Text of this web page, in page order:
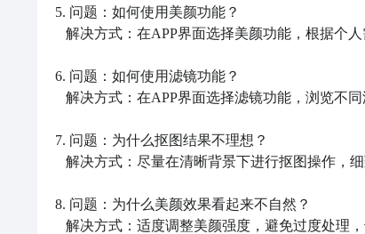
5. 问题：如何使用美颜功能？
6. 问题：如何使用滤镜功能？
7. 问题：为什么抠图结果不理想？
8. 问题：为什么美颜效果看起来不自然？